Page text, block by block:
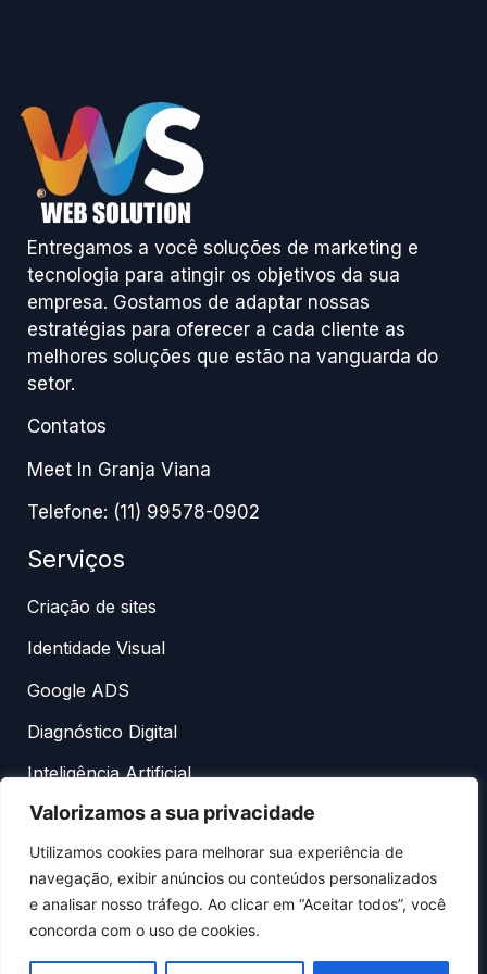
Valorizamos a sua privacidade
Utilizamos cookies para melhorar sua experiência de
navegação, exibir anúncios ou conteúdos personalizados
e analisar nosso tráfego. Ao clicar em “Aceitar todos”, você
concorda com o uso de cookies.
Entregamos a você soluções de marketing e
tecnologia para atingir os objetivos da sua
empresa. Gostamos de adaptar nossas
estratégias para oferecer a cada cliente as
melhores soluções que estão na vanguarda do
setor.
Contatos
Meet In Granja Viana
Telefone: (11) 99578-0902
Serviços
Criação de sites
Identidade Visual
Google ADS
Diagnóstico Digital
Inteligência Artificial
© 2014-2026 Web Solution. Todos os direitos
reservados. Conteúdo protegido por lei. Reprodução